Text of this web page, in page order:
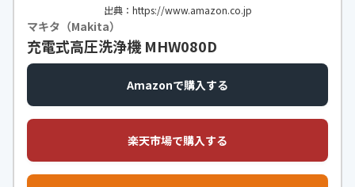
出典：https://www.amazon.co.jp
マキタ（Makita）
充電式高圧洗浄機 MHW080D
Amazonで購入する
楽天市場で購入する